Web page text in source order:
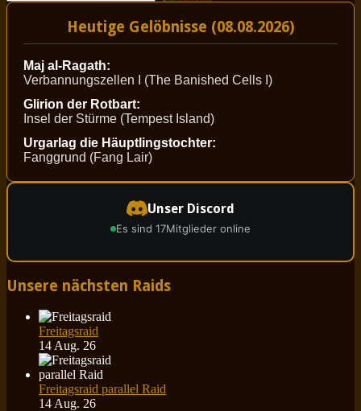
Heutige Gelöbnisse (08.08.2026)
Maj al-Ragath:
Verbannungszellen I (The Banished Cells I)
Glirion der Rotbart:
Insel der Stürme (Tempest Island)
Urgarlag die Häuptlingstochter:
Fanggrund (Fang Lair)
Unser Discord
Es sind 17Mitglieder online
Unsere nächsten Raids
Freitagsraid
14 Aug. 26
Freitagsraid parallel Raid
14 Aug. 26